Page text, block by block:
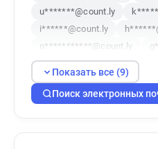
u*******@count.ly
i******@count.ly
n***********@count.ly
f*********@count.ly
Показать все (9)
Поиск электронных